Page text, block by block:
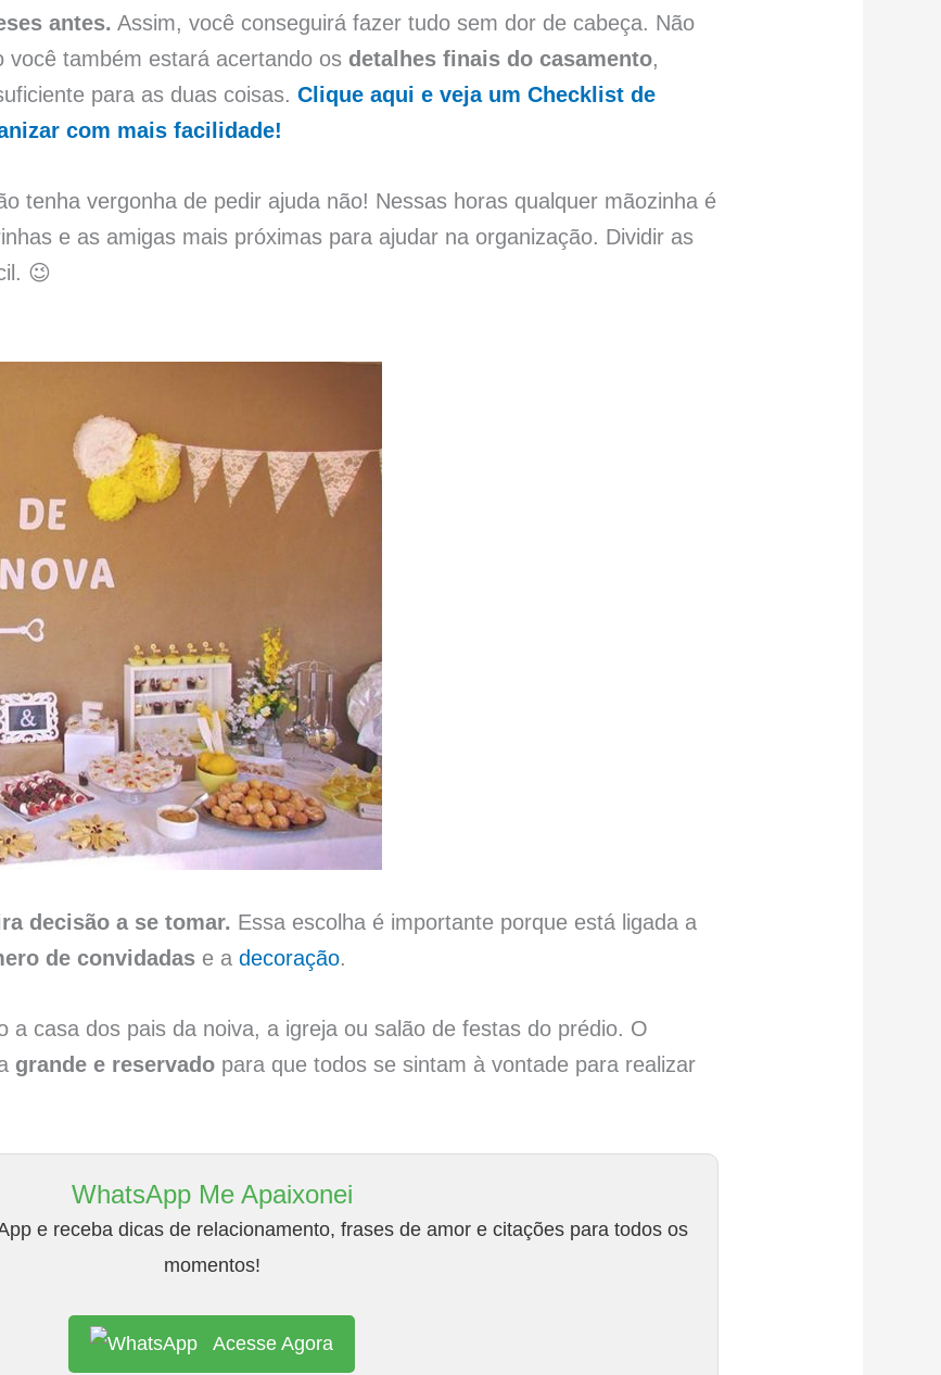
antes. Assim, você conseguirá fazer tudo sem dor de cabeça. Não
você também estará acertando os detalhes finais do casamento,
para as duas coisas.Clique aqui e veja um Checklist de
com mais facilidade!
tenha vergonha de pedir ajuda não! Nessas horas qualquer mãozinha é
e as amigas mais próximas para ajudar na organização. Dividir as
😉
decisão a se tomar. Essa escolha é importante porque está ligada a
de convidadas e adecoração.
a casa dos pais da noiva, a igreja ou salão de festas do prédio. O
grande e reservado para que todos se sintam à vontade para realizar
WhatsApp Me Apaixonei
e receba dicas de relacionamento, frases de amor e citações para todos os
momentos!
Acesse Agora